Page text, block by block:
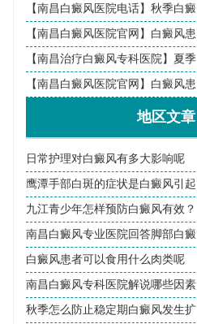
【南昌白癜风医院电话】秋季白癜
【南昌白癜风医院官网】白癜风患
【南昌治疗白癜风专科医院】夏季
【南昌白癜风医院官网】白癜风患
地区文章
日常护理对白癜风有多大影响呢
鹰潭手部白斑的症状是白癜风引起
九江青少年怎样预防白癜风有效？
南昌白癜风专业医院回答脚部白癜
白癜风患者可以食用什么肉类呢
南昌白癜风专科医院解说哪些因素
秋季怎么防止稳定期白癜风发生扩